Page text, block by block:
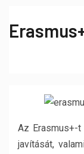
Az Erasmus+-
javítását,